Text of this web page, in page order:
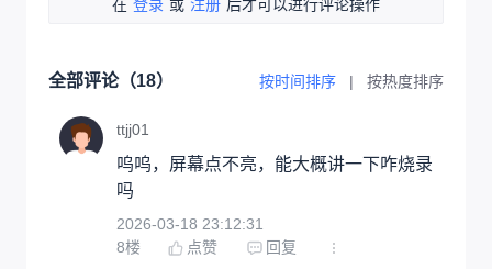
在 登录 或 注册 后才可以进行评论操作
全部评论（18） 按时间排序 | 按热度排序
ttjj01
呜呜，屏幕点不亮，能大概讲一下咋烧录
吗
2026-03-18 23:12:31
8楼 点赞 回复